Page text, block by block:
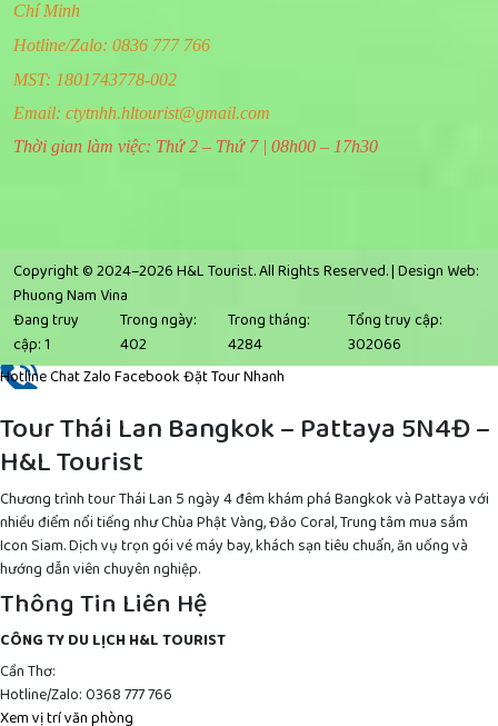
Chí Minh
Hotline/Zalo: 0836 777 766
MST: 1801743778-002
Email: ctytnhh.hltourist@gmail.com
Thời gian làm việc: Thứ 2 – Thứ 7 | 08h00 – 17h30
Copyright © 2024–2026 H&L Tourist. All Rights Reserved. |Design Web:
Phuong Nam Vina
Đang truy
cập:1
Trong ngày:
402
Trong tháng:
4284
Tổng truy cập:
302066
HotlineChat ZaloFacebookĐặt Tour Nhanh
Tour Thái Lan Bangkok – Pattaya 5N4Đ –
H&L Tourist
Chương trình tour Thái Lan 5 ngày 4 đêm khám phá Bangkok và Pattaya với
nhiều điểm nổi tiếng như Chùa Phật Vàng, Đảo Coral, Trung tâm mua sắm
Icon Siam. Dịch vụ trọn gói vé máy bay, khách sạn tiêu chuẩn, ăn uống và
hướng dẫn viên chuyên nghiệp.
Thông Tin Liên Hệ
CÔNG TY DU LỊCH H&L TOURIST
Cần Thơ:
Hotline/Zalo: 0368 777 766
Xem vị trí văn phòng